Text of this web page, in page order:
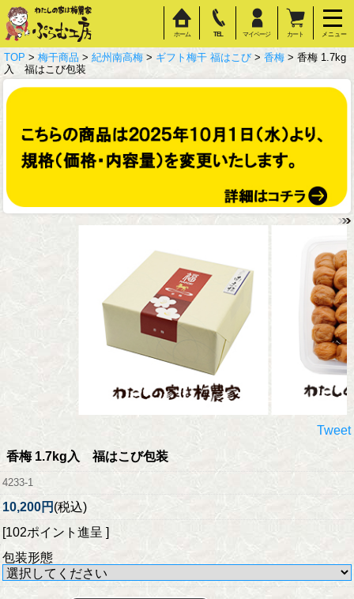
ホーム TEL マイページ カート メニュー
TOP > 梅干商品 > 紀州南高梅 > ギフト梅干 福はこび > 香梅 > 香梅 1.7kg
入 福はこび包装
Tweet
香梅 1.7kg入 福はこび包装
4233-1
10,200円 (税込)
[102ポイント進呈 ]
包装形態